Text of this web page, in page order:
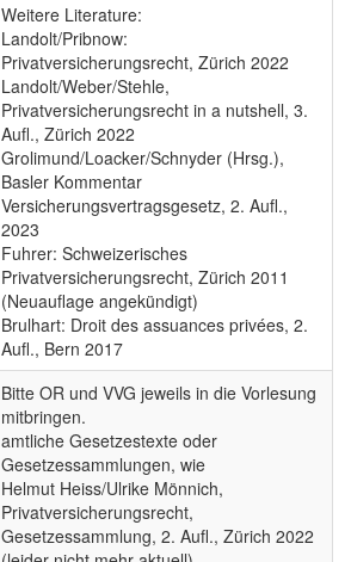
Weitere Literature:
Landolt/Pribnow:
Privatversicherungsrecht, Zürich 2022
Landolt/Weber/Stehle,
Privatversicherungsrecht in a nutshell, 3.
Aufl., Zürich 2022
Grolimund/Loacker/Schnyder (Hrsg.),
Basler Kommentar
Versicherungsvertragsgesetz, 2. Aufl.,
2023
Fuhrer: Schweizerisches
Privatversicherungsrecht, Zürich 2011
(Neuauflage angekündigt)
Brulhart: Droit des assuances privées, 2.
Aufl., Bern 2017
Bitte OR und VVG jeweils in die Vorlesung
mitbringen.
amtliche Gesetzestexte oder
Gesetzessammlungen, wie
Helmut Heiss/Ulrike Mönnich,
Privatversicherungsrecht,
Gesetzessammlung, 2. Aufl., Zürich 2022